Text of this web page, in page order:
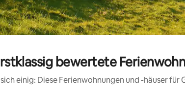
bewertete
einig: Diese Ferienwohnungen und -häuser